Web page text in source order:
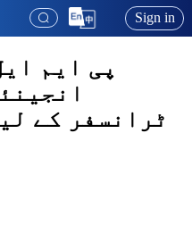
Sign in
پی ایم
ٹرانسفر کے